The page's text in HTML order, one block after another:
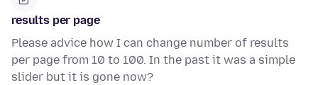
results per page
Please advice how I can change number of results
per page from 10 to 100. In the past it was a simple
slider but it is gone now?